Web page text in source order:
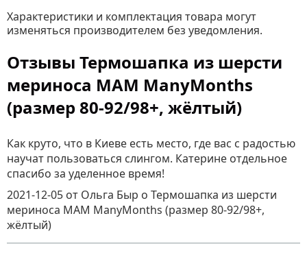
Характеристики и комплектация товара могут
изменяться производителем без уведомления.
Отзывы Термошапка из шерсти
мериноса MAM ManyMonths
(размер 80-92/98+, жёлтый)
Как круто, что в Киеве есть место, где вас с радостью
научат пользоваться слингом. Катерине отдельное
спасибо за уделенное время!
2021-12-05 от Ольга Быр о Термошапка из шерсти
мериноса MAM ManyMonths (размер 80-92/98+,
жёлтый)